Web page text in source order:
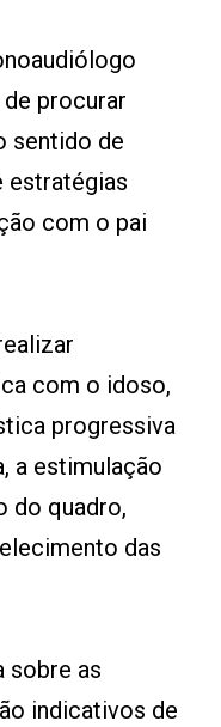
procurar
sentido de
estratégias
com o pai
com o idoso,
progressiva
a estimulação
do quadro,
das
sobre as
indicativos de